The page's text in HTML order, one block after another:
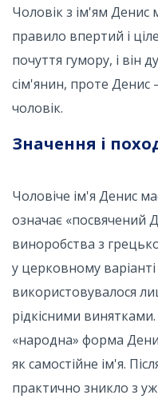
Чоловік з ім'ям Денис
правило впертий і
почуття гумору, і він
сім'янин, проте
чоловік.
Значення і
Чоловіче ім'я Денис
означає «посвячений
виноробства з
у церковному варіанті
використовувалося
рідкісними
«народна» форма
як самостійне ім'я.
практично зникло з